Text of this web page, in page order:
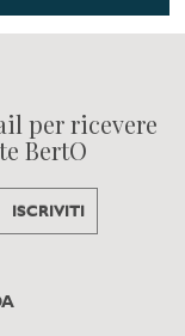
per ricevere
BertO
ISCRIVITI